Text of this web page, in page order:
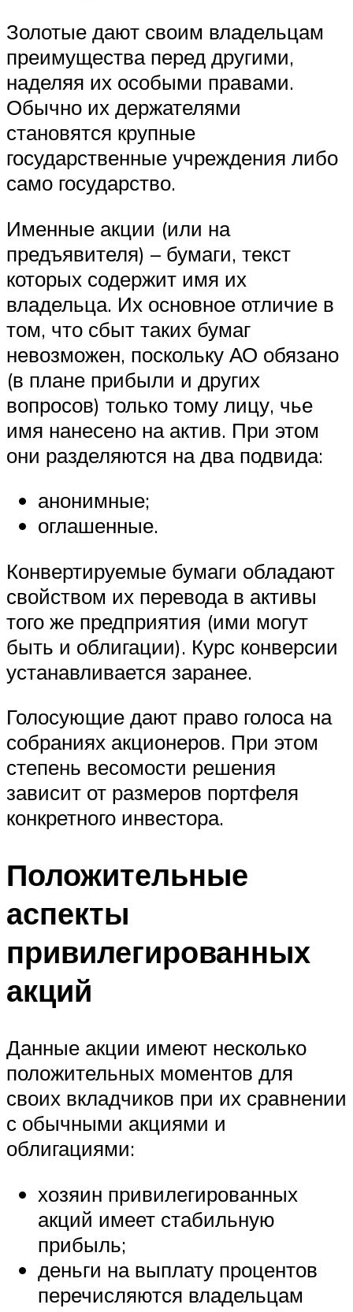
Золотые дают своим владельцам
преимущества перед другими,
наделяя их особыми правами.
Обычно их держателями
становятся крупные
государственные учреждения либо
само государство.
Именные акции (или на
предъявителя) – бумаги, текст
которых содержит имя их
владельца. Их основное отличие в
том, что сбыт таких бумаг
невозможен, поскольку АО обязано
(в плане прибыли и других
вопросов) только тому лицу, чье
имя нанесено на актив. При этом
они разделяются на два подвида:
анонимные;
оглашенные.
Конвертируемые бумаги обладают
свойством их перевода в активы
того же предприятия (ими могут
быть и облигации). Курс конверсии
устанавливается заранее.
Голосующие дают право голоса на
собраниях акционеров. При этом
степень весомости решения
зависит от размеров портфеля
конкретного инвестора.
Положительные
аспекты
привилегированных
акций
Данные акции имеют несколько
положительных моментов для
своих вкладчиков при их сравнении
с обычными акциями и
облигациями:
хозяин привилегированных
акций имеет стабильную
прибыль;
деньги на выплату процентов
перечисляются владельцам